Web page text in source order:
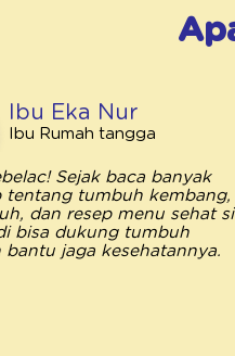
Ibu Eka Nur
Ibu Rumah tangga
Sejak baca banyak
tentang tumbuh kembang,
dan resep menu sehat si
bisa dukung tumbuh
jaga kesehatannya.